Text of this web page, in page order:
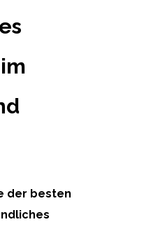
der besten